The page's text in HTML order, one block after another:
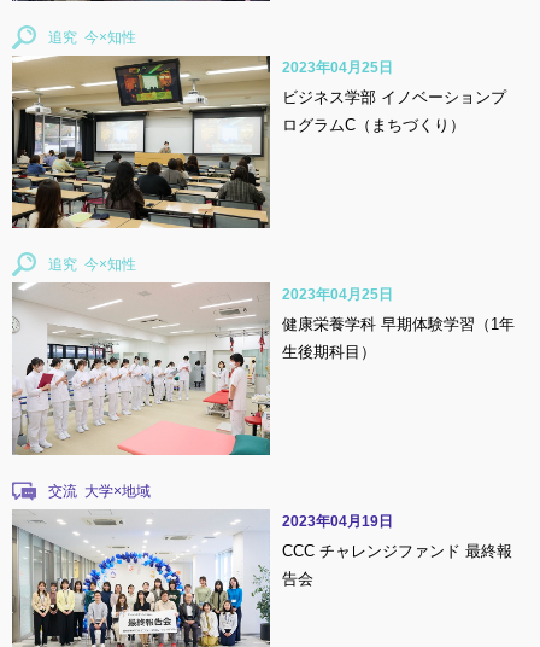
追究
ビジネス学部 イノベーションプ
ログラムC（まちづくり）
2023年04月25日
追究
健康栄養学科 早期体験学習（1年
生後期科目）
2023年04月25日
交流
CCC チャレンジファンド 最終報
告会
2023年04月19日